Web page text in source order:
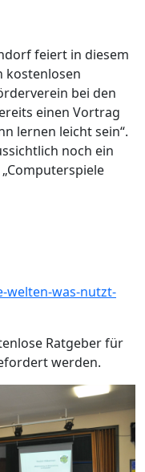
feiert in diesem
kostenlosen
bei den
einen Vortrag
lernen leicht sein“.
noch ein
welten-was-nutzt-
Ratgeber für
werden.